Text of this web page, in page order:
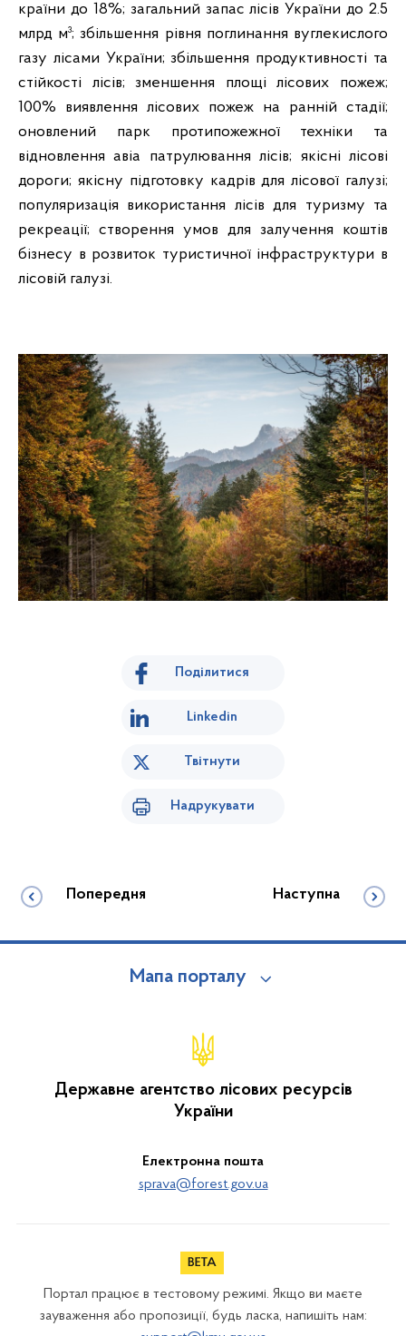
країни до 18%; загальний запас лісів України до 2.5
млрд м³; збільшення рівня поглинання вуглекислого
газу лісами України; збільшення продуктивності та
стійкості лісів; зменшення площі лісових пожеж;
100% виявлення лісових пожеж на ранній стадії;
оновлений парк протипожежної техніки та
відновлення авіа патрулювання лісів; якісні лісові
дороги; якісну підготовку кадрів для лісової галузі;
популяризація використання лісів для туризму та
рекреації; створення умов для залучення коштів
бізнесу в розвиток туристичної інфраструктури в
лісовій галузі.
Поділитися
Linkedin
Твітнути
Надрукувати
Попередня Наступна
Мапа порталу
Державне агентство лісових ресурсів
України
Електронна пошта
sprava@forest.gov.ua
Портал працює в тестовому режимі. Якщо ви маєте
зауваження або пропозиції, будь ласка, напишіть нам: